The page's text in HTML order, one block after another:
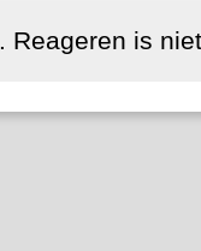
. Reageren is